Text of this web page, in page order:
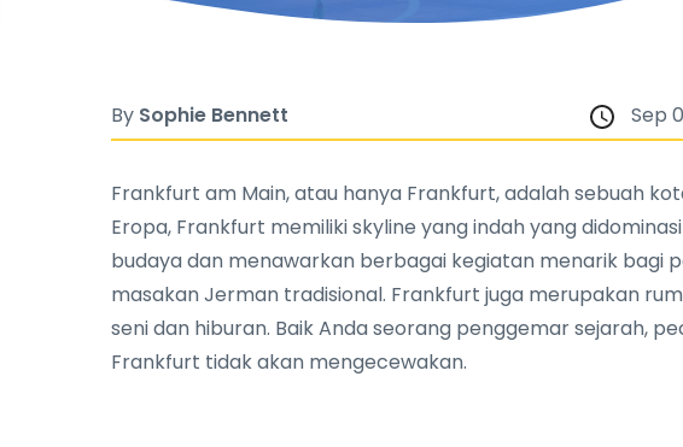
By Sophie Bennett Sep
Frankfurt am Main, atau hanya Frankfurt, adalah sebuah
Eropa, Frankfurt memiliki skyline yang indah yang
budaya dan menawarkan berbagai kegiatan menarik bagi
masakan Jerman tradisional. Frankfurt juga merupakan
seni dan hiburan. Baik Anda seorang penggemar sejarah,
Frankfurt tidak akan mengecewakan.